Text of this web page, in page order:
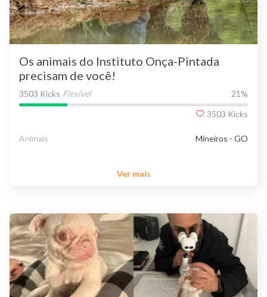
Os animais do Instituto Onça-Pintada
precisam de você!
3503 Kicks Flexível 21 %
3503 Kicks
Animais Mineiros - GO
Ver mais